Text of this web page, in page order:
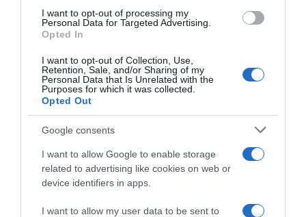
I want to opt-out of processing my
Personal Data for Targeted Advertising.
Opted In
I want to opt-out of Collection, Use,
Retention, Sale, and/or Sharing of my
Personal Data that Is Unrelated with the
Purposes for which it was collected.
Opted Out
Google consents
I want to allow Google to enable storage
related to advertising like cookies on web or
device identifiers in apps.
I want to allow my user data to be sent to
szövetségek az örömre és a bajra egyaránt, szövetségek
a magány ellen, így hát mindenképp megéri a
fáradozást.
Ez is érdekelhet! -9 randitipp 50 fölött, amelyekre
sose hallgass!
Megosztás: Facebook Twitter Pinterest
Címkék: párkapcsolat ,szokások,idős kor
Korábbi bejegyzések